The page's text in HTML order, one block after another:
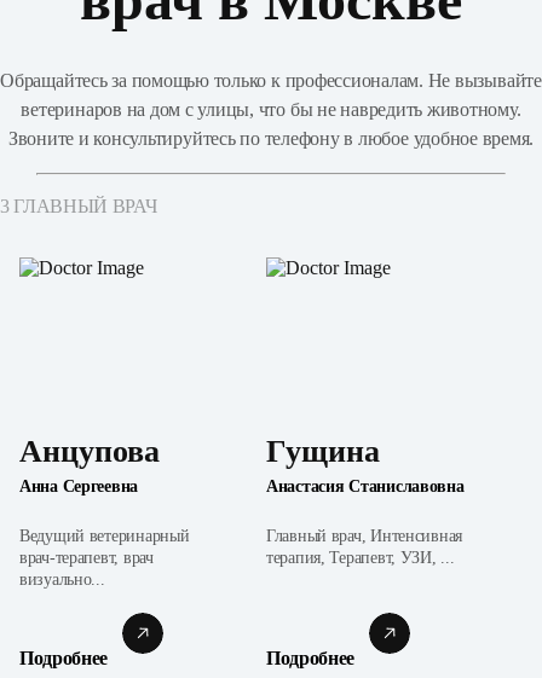
Обращайтесь за помощью только к профессионалам. Не вызывайте
ветеринаров на дом с улицы, что бы не навредить животному.
Звоните и консультируйтесь по телефону в любое удобное время.
3 ГЛАВНЫЙ ВРАЧ
Анцупова
Анна Сергеевна
Ведущий ветеринарный
врач-терапевт, врач
визуально...
Подробнее
Гущина
Анастасия Станиславовна
Главный врач, Интенсивная
терапия, Терапевт, УЗИ, ...
Подробнее